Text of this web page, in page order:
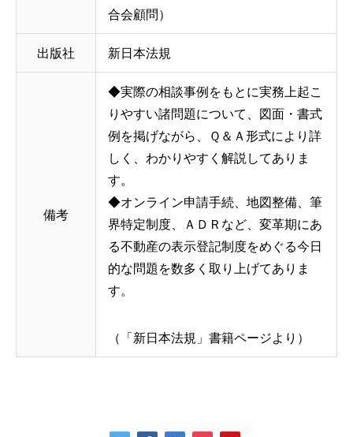
合会顧問）
出版社 新日本法規
備考
◆実際の相談事例をもとに実務上起こ
りやすい諸問題について、図面・書式
例を掲げながら、Ｑ＆Ａ形式により詳
しく、わかりやすく解説してありま
す。
◆オンライン申請手続、地図整備、筆
界特定制度、ＡＤＲなど、変革期にあ
る不動産の表示登記制度をめぐる今日
的な問題を数多く取り上げてありま
す。
（「新日本法規」書籍ページより）